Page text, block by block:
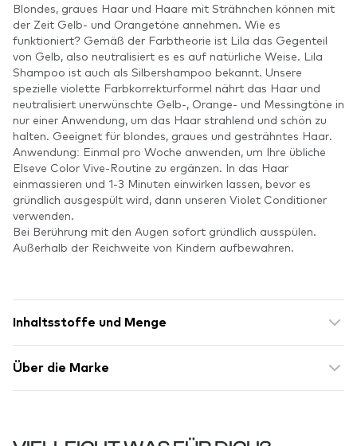
Blondes, graues Haar und Haare mit Strähnchen können mit
der Zeit Gelb- und Orangetöne annehmen. Wie es
funktioniert? Gemäß der Farbtheorie ist Lila das Gegenteil
von Gelb, also neutralisiert es es auf natürliche Weise. Lila
Shampoo ist auch als Silbershampoo bekannt. Unsere
spezielle violette Farbkorrekturformel nährt das Haar und
neutralisiert unerwünschte Gelb-, Orange- und Messingtöne in
nur einer Anwendung, um das Haar strahlend und schön zu
halten. Geeignet für blondes, graues und gesträhntes Haar.
Anwendung: Einmal pro Woche anwenden, um Ihre übliche
Elseve Color Vive-Routine zu ergänzen. In das Haar
einmassieren und 1-3 Minuten einwirken lassen, bevor es
gründlich ausgespült wird, dann unseren Violet Conditioner
verwenden.
Bei Berührung mit den Augen sofort gründlich ausspülen.
Außerhalb der Reichweite von Kindern aufbewahren.
Inhaltsstoffe und Menge
Über die Marke